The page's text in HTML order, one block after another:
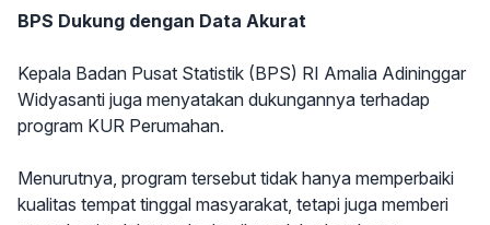
BPS Dukung dengan Data Akurat
Kepala Badan Pusat Statistik (BPS) RI Amalia Adininggar
Widyasanti juga menyatakan dukungannya terhadap
program KUR Perumahan.
Menurutnya, program tersebut tidak hanya memperbaiki
kualitas tempat tinggal masyarakat, tetapi juga memberi